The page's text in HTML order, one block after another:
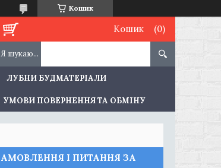
Кошик
Кошик
ЛУБНИ БУДМАТЕРІАЛИ
УМОВИ ПОВЕРНЕННЯ ТА ОБМІНУ
І ПИТАННЯ ЗА